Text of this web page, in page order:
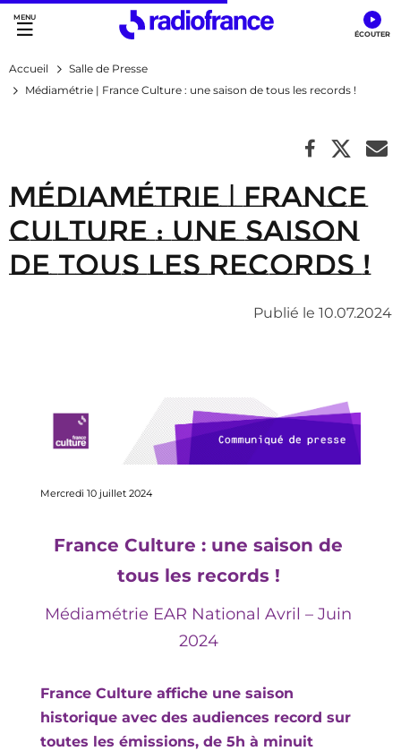
Accès direct :
Menu principal
Contenu
Accueil
Salle de Presse
Médiamétrie | France Culture : une saison de tous les records !
Médiamétrie | France
Culture : une saison
de tous les records !
Publié le 10.07.2024
Mercredi 10 juillet 2024
France Culture : une saison de
tous les records !
Médiamétrie EAR National Avril – Juin
2024
France Culture affiche une saison
historique avec des audiences record sur
toutes les émissions, de 5h à minuit